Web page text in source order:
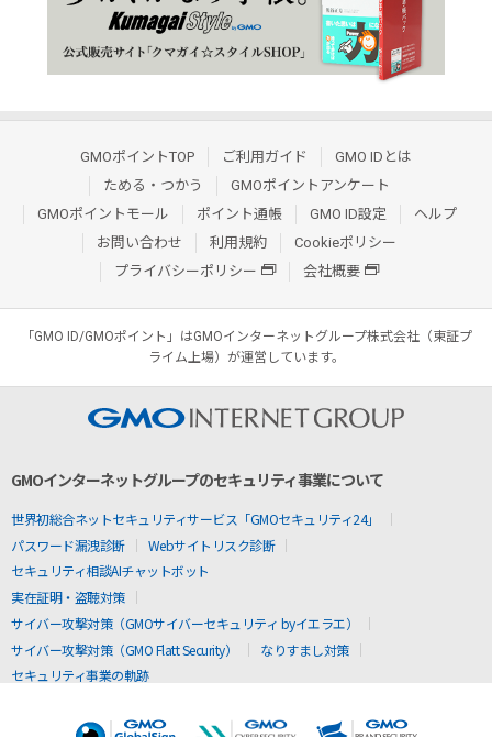
GMOポイントTOP ご利用ガイド
GMO IDとは
ためる・つかう
GMOポイントアンケート
GMOポイントモール
ポイント通帳 GMO ID設定
ヘルプ
お問い合わせ
利用規約
Cookieポリシー
プライバシーポリシー
会社概要
「GMO ID/GMOポイント」はGMOインターネットグループ株式会社（東証プ
ライム上場）が運営しています。
GMOインターネットグループのセキュリティ事業について
世界初総合ネットセキュリティサービス「GMOセキュリティ24」
パスワード漏洩診断
Webサイトリスク診断
セキュリティ相談AIチャットボット
実在証明・盗聴対策
サイバー攻撃対策（GMOサイバーセキュリティ byイエラエ）
サイバー攻撃対策（GMO Flatt Security）
なりすまし対策
セキュリティ事業の軌跡